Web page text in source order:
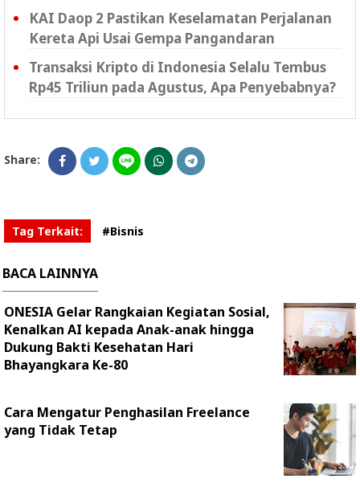
KAI Daop 2 Pastikan Keselamatan Perjalanan
Kereta Api Usai Gempa Pangandaran
Transaksi Kripto di Indonesia Selalu Tembus
Rp45 Triliun pada Agustus, Apa Penyebabnya?
Share:
Tag Terkait: #Bisnis
BACA LAINNYA
ONESIA Gelar Rangkaian Kegiatan Sosial,
Kenalkan AI kepada Anak-anak hingga
Dukung Bakti Kesehatan Hari
Bhayangkara Ke-80
Cara Mengatur Penghasilan Freelance
yang Tidak Tetap